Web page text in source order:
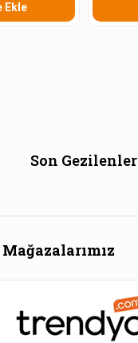
Ekle
Son Gezilenler